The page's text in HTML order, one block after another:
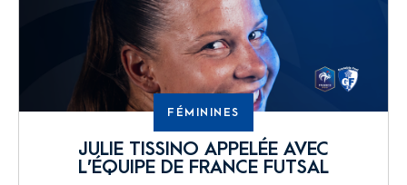
FÉMININES
JULIE TISSINO APPELÉE AVEC
L’ÉQUIPE DE FRANCE FUTSAL